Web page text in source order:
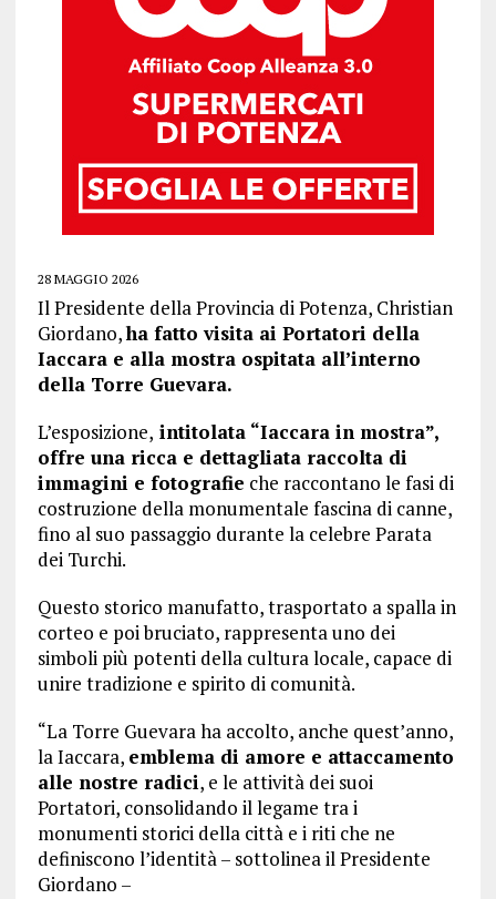
28 MAGGIO 2026
Il Presidente della Provincia di Potenza, Christian
Giordano,ha fatto visita ai Portatori della
Iaccara e alla mostra ospitata all’interno
della Torre Guevara.
L’esposizione, intitolata “Iaccara in mostra”,
offre una ricca e dettagliata raccolta di
immagini e fotografie che raccontano le fasi di
costruzione della monumentale fascina di canne,
fino al suo passaggio durante la celebre Parata
dei Turchi.
Questo storico manufatto, trasportato a spalla in
corteo e poi bruciato, rappresenta uno dei
simboli più potenti della cultura locale, capace di
unire tradizione e spirito di comunità.
“La Torre Guevara ha accolto, anche quest’anno,
la Iaccara, emblema di amore e attaccamento
alle nostre radici, e le attività dei suoi
Portatori, consolidando il legame tra i
monumenti storici della città e i riti che ne
definiscono l’identità – sottolinea il Presidente
Giordano –